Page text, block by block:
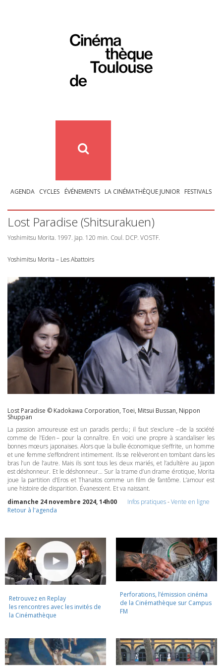
AGENDA CYCLES ÉVÉNEMENTS LA CINÉMATHÈQUE JUNIOR FESTIVALS
Lost Paradise (Shitsurakuen)
Yoshimitsu Morita. 1997. Jap. 120 min. Coul. DCP. VOSTF.
Yoshimitsu Morita – Les Abattoirs
Lost Paradise © Kadokawa Corporation, Toei, Mitsui Bussan, Nippon
Shuppan
La passion amoureuse est un paradis perdu ; il faut s’exclure – de la société
comme de l’Eden – pour la connaître. En voici une propre à scandaliser les
bonnes mœurs japonaises. Alors que la bulle économique s’effrite, un homme
et une femme s’effondrent intimement. Ils se relèveront en tombant dans les
bras l’un de l’autre. Mais ils sont tous les deux mariés, et l’adultère au Japon
est déshonneur. Et le déshonneur… Sur la trame d’un drame érotique, Morita
joue la partition d’Eros et Thanatos comme un film de fantôme. L’amour est
une histoire de disparition. Évanescent. Et va naissant.
dimanche 24 novembre 2024, 14h00
Infos pratiques-Vente en ligne
Retour à l'agenda
Retrouvez en Replay
les rencontres avec les invités de
la Cinémathèque
Perforations, l’émission cinéma
de la Cinémathèque sur Campus
FM